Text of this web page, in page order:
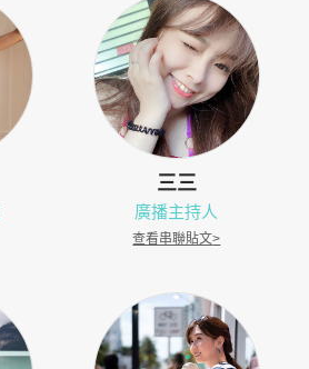
三三
廣播主持人
查看串聯貼文>